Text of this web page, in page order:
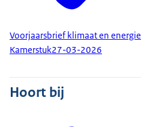
Voorjaarsbrief klimaat en energie
Kamerstuk27-03-2026
Hoort bij